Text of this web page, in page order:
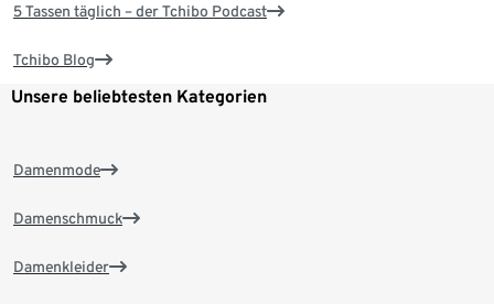
5 Tassen täglich – der Tchibo Podcast
Tchibo Blog
Unsere beliebtesten Kategorien
Damenmode
Damenschmuck
Damenkleider